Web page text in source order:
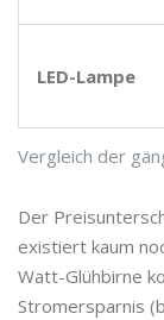
Vergleich der
LED-Lampe
Der
existiert kaum
Watt-Glühbirne
Stromersparnis